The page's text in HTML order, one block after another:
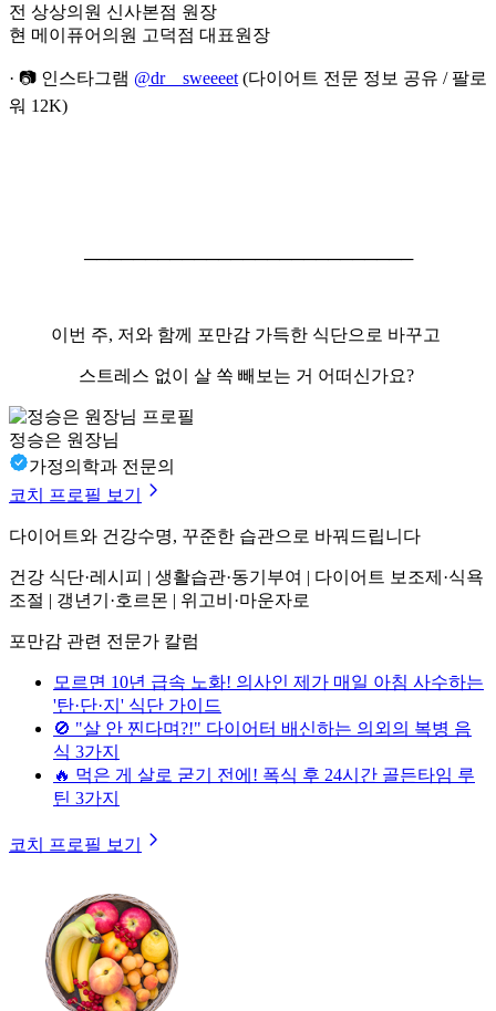
전 상상의원 신사본점 원장
현 메이퓨어의원 고덕점 대표원장
· 📷 인스타그램 @dr__sweeeet (다이어트 전문 정보 공유 / 팔로
워 12K)
───────────────────────────
이번 주, 저와 함께 포만감 가득한 식단으로 바꾸고
스트레스 없이 살 쏙 빼보는 거 어떠신가요?
정승은 원장님
가정의학과 전문의
코치 프로필 보기
다이어트와 건강수명, 꾸준한 습관으로 바꿔드립니다
건강 식단·레시피 | 생활습관·동기부여 | 다이어트 보조제·식욕
조절 | 갱년기·호르몬 | 위고비·마운자로
포만감 관련 전문가 칼럼
모르면 10년 급속 노화! 의사인 제가 매일 아침 사수하는
'탄·단·지' 식단 가이드
🚫 "살 안 찐다며?!" 다이어터 배신하는 의외의 복병 음
식 3가지
🔥 먹은 게 살로 굳기 전에! 폭식 후 24시간 골든타임 루
틴 3가지
코치 프로필 보기